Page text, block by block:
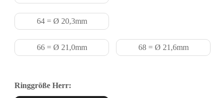
64 = Ø 20,3mm
66 = Ø 21,0mm 68 = Ø 21,6mm
Ringgröße Herr: